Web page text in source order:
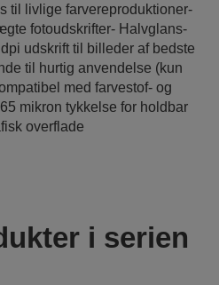
til livlige farvereproduktioner-
fotoudskrifter- Halvglans-
udskrift til billeder af bedste
til hurtig anvendelse (kun
med farvestof- og
mikron tykkelse for holdbar
overflade
i serien